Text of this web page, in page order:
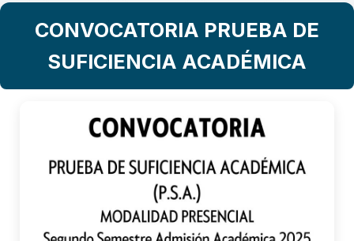
CONVOCATORIA PRUEBA DE
SUFICIENCIA ACADÉMICA